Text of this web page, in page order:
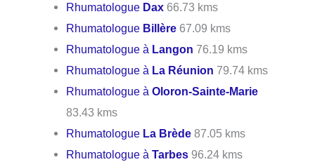
Rhumatologue Dax 66.73 kms
Rhumatologue Billère 67.09 kms
Rhumatologue à Langon 76.19 kms
Rhumatologue à La Réunion 79.74 kms
Rhumatologue àOloron-Sainte-Marie
83.43 kms
Rhumatologue La Brède 87.05 kms
Rhumatologue àTarbes 96.24 kms